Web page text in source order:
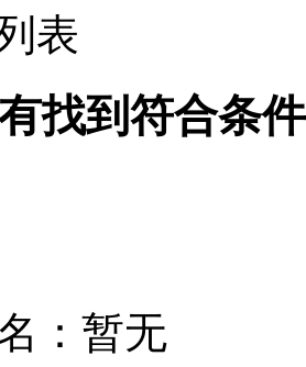
表
找到符合条
：暂无